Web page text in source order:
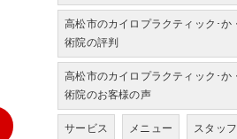
高松市のカイロプラクティック･か
術院の評判
高松市のカイロプラクティック･か
術院のお客様の声
サービス
メニュー
スタッフ